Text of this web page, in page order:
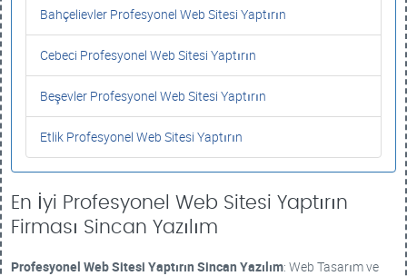
Bahçelievler Profesyonel Web Sitesi Yaptırın
Cebeci Profesyonel Web Sitesi Yaptırın
Beşevler Profesyonel Web Sitesi Yaptırın
Etlik Profesyonel Web Sitesi Yaptırın
En İyi Profesyonel Web Sitesi Yaptırın
Firması Sincan Yazılım
Profesyonel Web Sitesi Yaptırın Sincan Yazılım: Web Tasarım ve